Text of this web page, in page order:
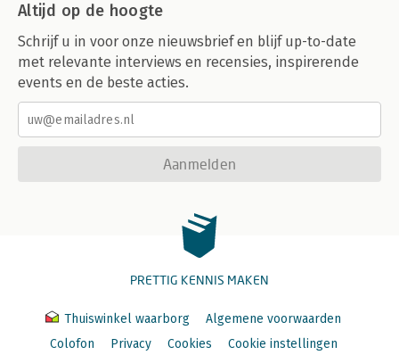
Altijd op de hoogte
Schrijf u in voor onze nieuwsbrief en blijf up-to-date
met relevante interviews en recensies, inspirerende
events en de beste acties.
Aanmelden
PRETTIG KENNIS MAKEN
Thuiswinkel waarborg
Algemene voorwaarden
Colofon
Privacy Cookies Cookie instellingen